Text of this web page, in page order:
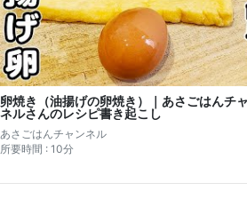
卵焼き（油揚げの卵焼き）｜あさごはんチ
ネルさんのレシピ書き起こし
あさごはんチャンネル
所要時間 : 10分